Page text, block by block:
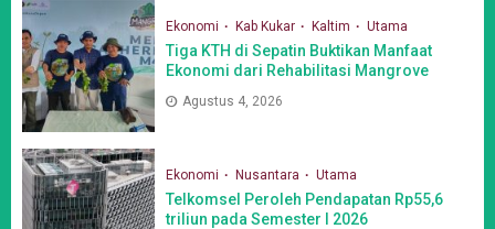
Ekonomi Kab Kukar Kaltim Utama
Tiga KTH di Sepatin Buktikan Manfaat
Ekonomi dari Rehabilitasi Mangrove
Agustus 4, 2026
Ekonomi Nusantara Utama
Telkomsel Peroleh Pendapatan Rp55,6
triliun pada Semester I 2026